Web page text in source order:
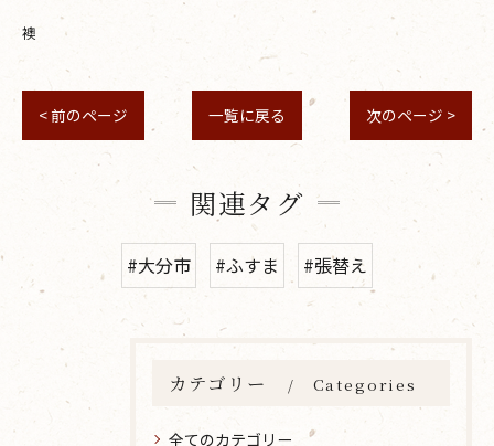
襖
< 前のページ 一覧に戻る 次のページ >
関連タグ
#大分市 #ふすま #張替え
カテゴリー Categories
全てのカテゴリー